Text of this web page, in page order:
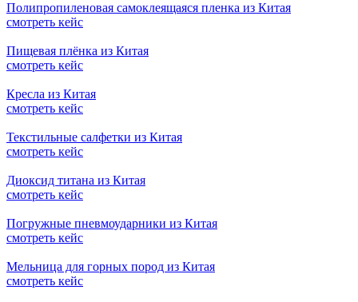
Полипропиленовая самоклеящаяся пленка из Китая
смотреть кейс
Пищевая плёнка из Китая
смотреть кейс
Кресла из Китая
смотреть кейс
Текстильные салфетки из Китая
смотреть кейс
Диоксид титана из Китая
смотреть кейс
Погружные пневмоударники из Китая
смотреть кейс
Мельница для горных пород из Китая
смотреть кейс